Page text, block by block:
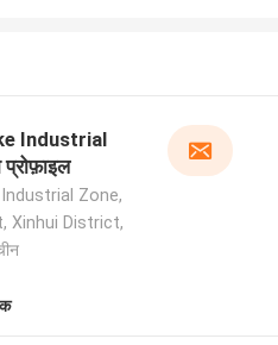
Industrial
प्रोफ़ाइल
Zone,
Xinhui District,